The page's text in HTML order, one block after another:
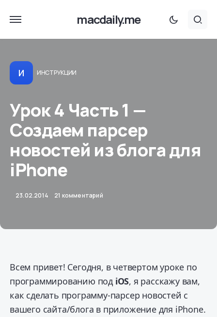
macdaily.me
И ИНСТРУКЦИИ
Урок 4 Часть 1 —
Создаем парсер
новостей из блога для
iPhone
23.02.2014 21 комментарий
Всем привет! Сегодня, в четвертом уроке по
программированию под iOS, я расскажу вам,
как сделать программу-парсер новостей с
вашего сайта/блога в приложение для iPhone.